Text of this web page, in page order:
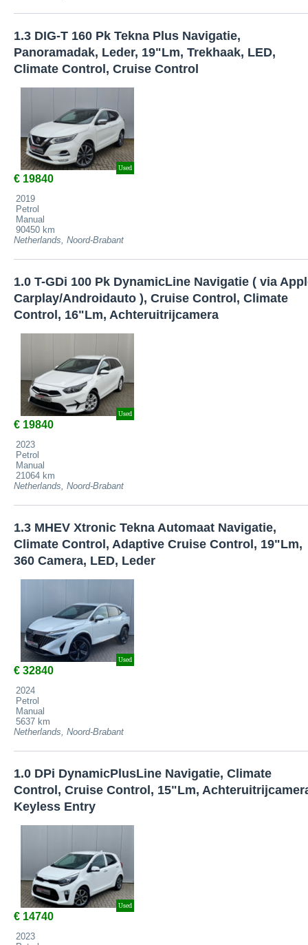
1.3 DIG-T 160 Pk Tekna Plus Navigatie,
Panoramadak, Leder, 19"Lm, Trekhaak, LED,
Climate Control, Cruise Control
Used
€ 19840
2019
Petrol
Manual
90450 km
Netherlands, Noord-Brabant
1.0 T-GDi 100 Pk DynamicLine Navigatie ( via
Carplay/Androidauto ), Cruise Control, Climate
Control, 16"Lm, Achteruitrijcamera
Used
€ 19840
2023
Petrol
Manual
21064 km
Netherlands, Noord-Brabant
1.3 MHEV Xtronic Tekna Automaat Navigatie,
Climate Control, Adaptive Cruise Control, 19"Lm,
360 Camera, LED, Leder
Used
€ 32840
2024
Petrol
Manual
5637 km
Netherlands, Noord-Brabant
1.0 DPi DynamicPlusLine Navigatie, Climate
Control, Cruise Control, 15"Lm,
Keyless Entry
Used
€ 14740
2023